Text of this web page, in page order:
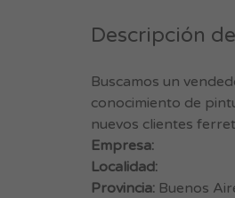
Descripción
Buscamos un
conocimiento de
nuevos clientes
Empresa:
Localidad:
Provincia: Buenos